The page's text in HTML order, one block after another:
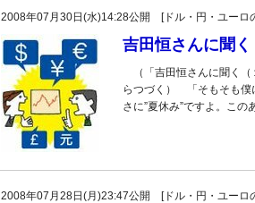
2008年07月30日(水)14:28公開 [ドル・円・ユーロ
吉田恒さんに聞
（「吉田恒さんに聞く
らつづく） 「そもそも僕
さに”夏休み”ですよ。こ
2008年07月28日(月)23:47公開 [ドル・円・ユーロ